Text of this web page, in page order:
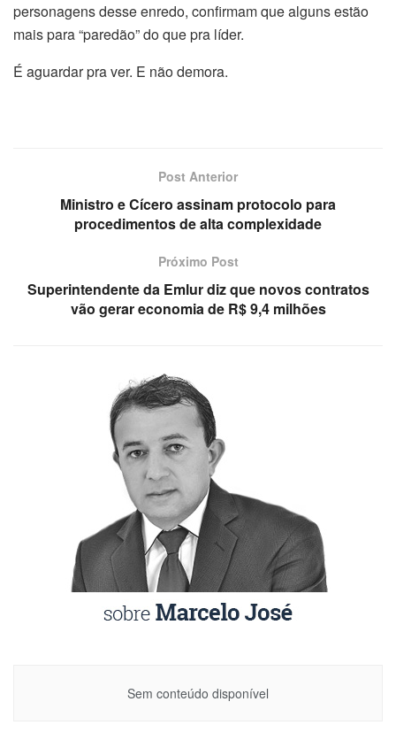
personagens desse enredo, confirmam que alguns estão
mais para “paredão” do que pra líder.
É aguardar pra ver. E não demora.
Post Anterior
Ministro e Cícero assinam protocolo para
procedimentos de alta complexidade
Próximo Post
Superintendente da Emlur diz que novos contratos
vão gerar economia de R$ 9,4 milhões
Sem conteúdo disponível